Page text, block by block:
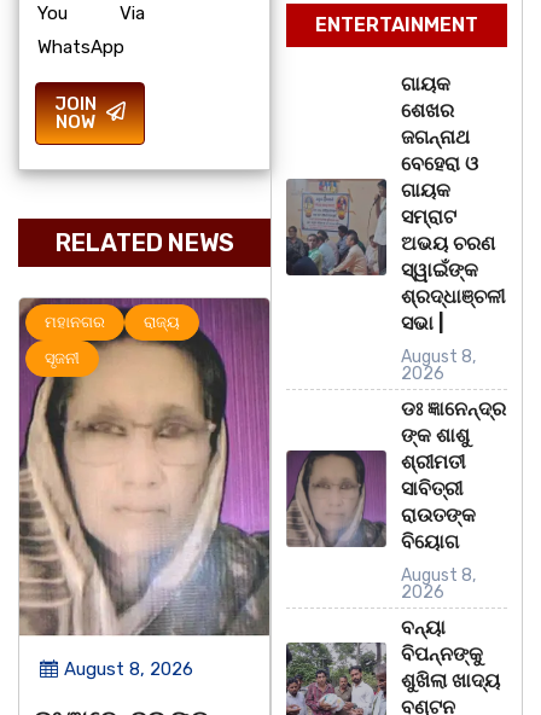
You Via
WhatsApp
JOIN
NOW
RELATED NEWS
ମହାନଗର
ରାଜ୍ୟ
ସୃଜନୀ
August 8, 2026
ରାଜ୍ୟ
August 8, 2026
ENTERTAINMENT
ଗାୟକ
ଶେଖର
ଜଗନ୍ନାଥ
ବେହେରା ଓ
ଗାୟକ
ସମ୍ରାଟ
ଅଭୟ ଚରଣ
ସ୍ୱାଇଁଙ୍କ
ଶ୍ରଦ୍ଧାଞ୍ଚଳୀ
ସଭା |
August 8,
2026
ଡଃ ଜ୍ଞାନେନ୍ଦ୍ର
ଙ୍କ ଶାଶୁ
ଶ୍ରୀମତୀ
ସାବିତ୍ରୀ
ରାଉତଙ୍କ
ବିୟୋଗ
August 8,
2026
ବନ୍ୟା
ବିପନ୍ନଙ୍କୁ
ଶୁଖିଲା ଖାଦ୍ୟ
ବଣ୍ଟନ